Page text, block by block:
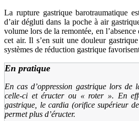
La rupture gastrique barotraumatique
d’air dégluti dans la poche à air
volume lors de la remontée, en
cet air. Il s’en suit une douleur
systèmes de réduction gastrique
En pratique
En cas d’oppression gastrique lors de
celle-ci et éructer ou « roter ». En
gastrique, le cardia (orifice supérieur
permet plus d’éructer.